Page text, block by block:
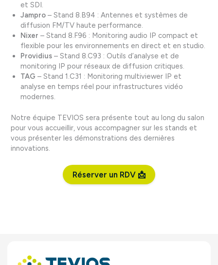
et SDI.
Jampro – Stand 8.B94 : Antennes et systèmes de
diffusion FM/TV haute performance.
Nixer – Stand 8.F96 : Monitoring audio IP compact et
flexible pour les environnements en direct et en studio.
Providius – Stand 8.C93 : Outils d’analyse et de
monitoring IP pour réseaux de diffusion critiques.
TAG – Stand 1.C31 : Monitoring multiviewer IP et
analyse en temps réel pour infrastructures vidéo
modernes.
Notre équipe TEVIOS sera présente tout au long du salon
pour vous accueillir, vous accompagner sur les stands et
vous présenter les démonstrations des dernières
innovations.
Réserver un RDV 📩